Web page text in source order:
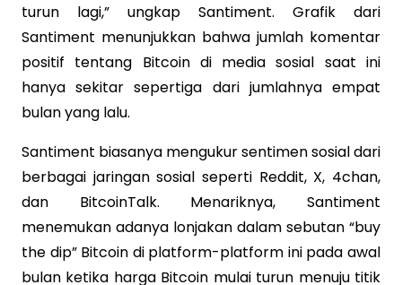
turun lagi,” ungkap Santiment. Grafik dari
Santiment menunjukkan bahwa jumlah komentar
positif tentang Bitcoin di media sosial saat ini
hanya sekitar sepertiga dari jumlahnya empat
bulan yang lalu.
Santiment biasanya mengukur sentimen sosial dari
berbagai jaringan sosial seperti Reddit, X, 4chan,
dan BitcoinTalk. Menariknya, Santiment
menemukan adanya lonjakan dalam sebutan “buy
the dip” Bitcoin di platform-platform ini pada awal
bulan ketika harga Bitcoin mulai turun menuju titik